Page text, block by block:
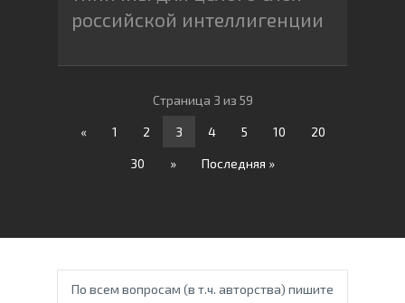
российской интеллигенции
Страница 3 из 59
« 1 2 3 4 5 10 20
30 » Последняя »
По всем вопросам (в т.ч. авторства) пишите